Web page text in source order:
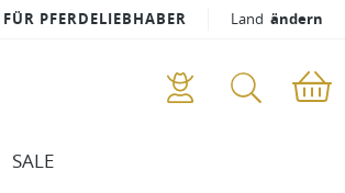
FÜR PFERDELIEBHABER Land ändern
SALE